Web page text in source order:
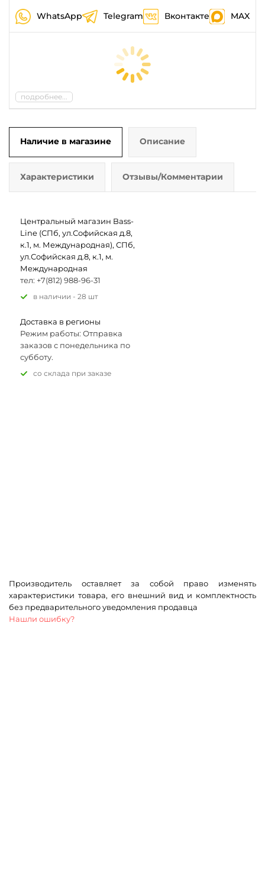
WhatsApp Telegram Вконтакте MAX
подробнее...
Наличие в магазине Описание
Характеристики Отзывы/Комментарии
Центральный магазин Bass-
Line (СПб, ул.Софийская д.8,
к.1, м. Международная), СПб,
ул.Софийская д.8, к.1, м.
Международная
тел: +7(812) 988-96-31
В наличии - 28 шт
Доставка в регионы
Режим работы: Отправка
заказов с понедельника по
субботу.
Со склада при заказе
Производитель оставляет за собой право изменять
характеристики товара, его внешний вид и комплектность
без предварительного уведомления продавца
Нашли ошибку?